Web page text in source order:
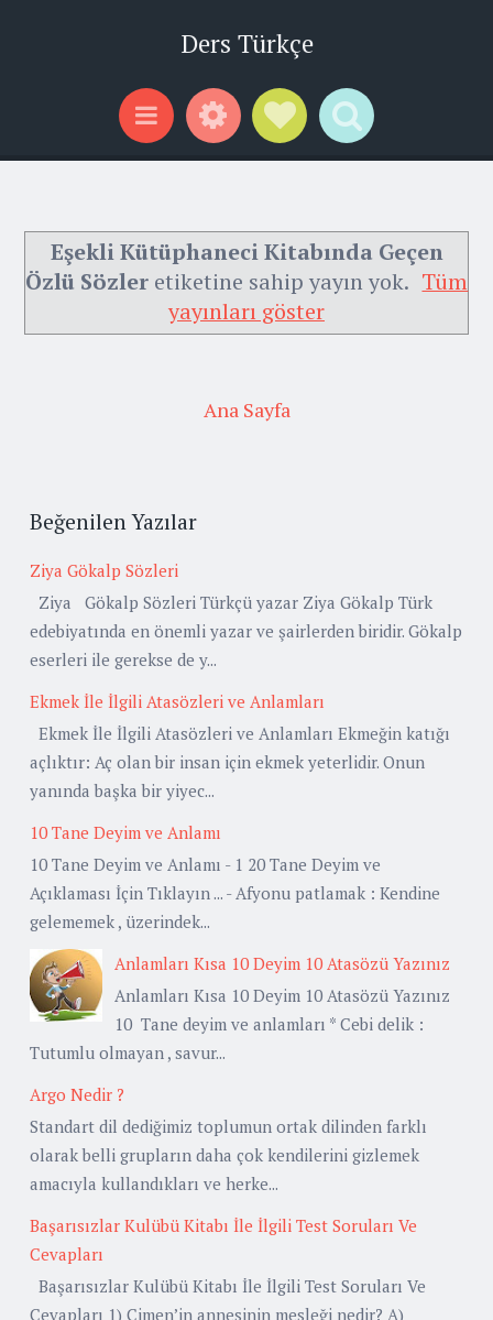
Ders Türkçe
Menu WidgetsSocial Links
Search
Eşekli Kütüphaneci Kitabında Geçen
Özlü Sözleretiketine sahip yayın yok. Tüm
yayınları göster
Ana Sayfa
Beğenilen Yazılar
Ziya Gökalp Sözleri
Ziya Gökalp Sözleri Türkçü yazar Ziya Gökalp Türk
edebiyatında en önemli yazar ve şairlerden biridir. Gökalp
eserleri ile gerekse de y...
Ekmek İle İlgili Atasözleri ve Anlamları
Ekmek İle İlgili Atasözleri ve Anlamları Ekmeğin katığı
açlıktır: Aç olan bir insan için ekmek yeterlidir. Onun
yanında başka bir yiyec...
10 Tane Deyim ve Anlamı
10 Tane Deyim ve Anlamı - 1 20 Tane Deyim ve
Açıklaması İçin Tıklayın ... - Afyonu patlamak : Kendine
gelememek , üzerindek...
Anlamları Kısa 10 Deyim 10 Atasözü Yazınız
Anlamları Kısa 10 Deyim 10 Atasözü Yazınız
10 Tane deyim ve anlamları * Cebi delik :
Tutumlu olmayan , savur...
Argo Nedir ?
Standart dil dediğimiz toplumun ortak dilinden farklı
olarak belli grupların daha çok kendilerini gizlemek
amacıyla kullandıkları ve herke...
Başarısızlar Kulübü Kitabı İle İlgili Test Soruları Ve
Cevapları
Başarısızlar Kulübü Kitabı İle İlgili Test Soruları Ve
Cevapları 1) Çimen’in annesinin mesleği nedir? A)